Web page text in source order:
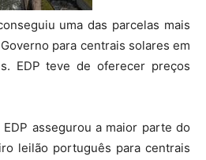
uma das parcelas mais
para centrais solares em
EDP teve de oferecer preços
assegurou a maior parte do
leilão português para centrais